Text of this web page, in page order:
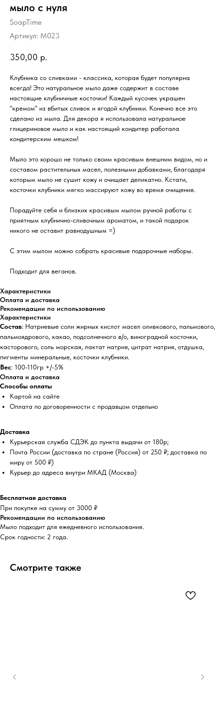
мыло с нуля
SoapTime
Артикул: M023
350,00 р.
Клубника со сливками - классика, которая будет популярна
всегда! Это натуральное мыло даже содержит в составе
настоящие клубничные косточки! Каждый кусочек украшен
"кремом" из вбитых сливок и ягодой клубники. Конечно все это
сделано из мыла. Для декора я использовала натуральное
глицериновое мыло и как настоящий кондитер работала
кондитерским мешком!
Мыло это хорошо не только своим красивым внешним видом, но и
составом растительных масел, полезными добавками, благодаря
которым мыло не сушит кожу и очищает деликатно. Кстати,
косточки клубники мягко массируют кожу во время очищения.
Порадуйте себя и близких красивым мылом ручной работы с
приятным клубнично-сливочным ароматом, и такой подарок
никого не оставит равнодушным =)
С этим мылом можно собрать красивые подарочные наборы.
Подходит для веганов.
Характеристики
Оплата и доставка
Рекомендации по использованию
Характеристики
Состав: Натриевые соли жирных кислот масел оливкового, пальмового,
пальмоядрового, какао, подсолнечного в/о, виноградной косточки,
касторового, соль морская, лактат натрия, цитрат натрия, отдушка,
пигменты минеральные, косточки клубники.
Вес: 100-110гр +/-5%
Оплата и доставка
Способы оплаты
Картой на сайте
Оплата по договоренности с продавцом отдельно
Доставка
Курьерская служба СДЭК до пункта выдачи от 180р;
Почта России (доставка по стране (Россия) от 250 ₽; доставка по
миру от 500 ₽)
Курьер до адреса внутри МКАД (Москва)
Бесплатная доставка
При покупке на сумму от 3000 ₽
Рекомендации по использованию
Мыло подходит для ежедневного использования.
Срок годности: 2 года.
Смотрите также